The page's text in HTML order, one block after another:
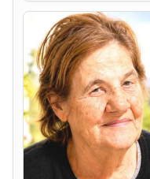
Maria Antonietta Orrù
ved. Peddio
5 agosto 2026